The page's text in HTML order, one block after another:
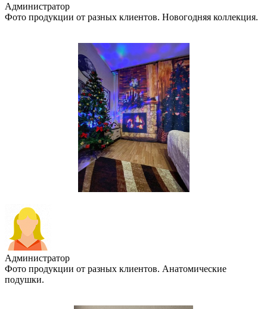
Администратор
Фото продукции от разных клиентов. Новогодняя коллекция.
Администратор
Фото продукции от разных клиентов. Анатомические
подушки.